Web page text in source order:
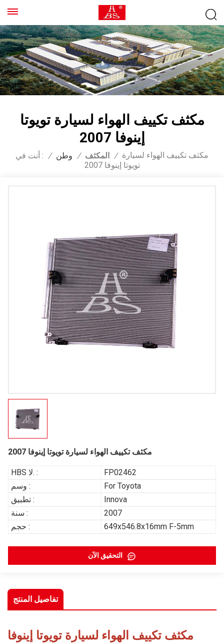
مكثف تكييف الهواء لسيارة تويوتا
إينوفا 2007
أنت في : / وطن / المكثف / مكثف تكييف الهواء لسيارة
تويوتا إينوفا 2007
مكثف تكييف الهواء لسيارة تويوتا إينوفا 2007
HBS لا. :
FP02462
وسم :
For Toyota
تطبيق :
Innova
سنة :
2007
حجم :
649x546.8x16mm F-5mm
تفاصيل المنتج
مكثف تكييف الهواء لسيارة تويوتا إينوفا